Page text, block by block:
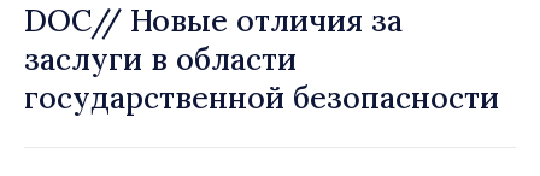
DOC// Новые отличия за
заслуги в области
государственной безопасности